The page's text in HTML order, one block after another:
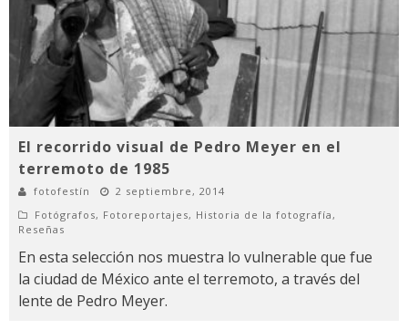
El recorrido visual de Pedro Meyer en el
terremoto de 1985
fotofestín
2 septiembre, 2014
Fotógrafos, Fotoreportajes, Historia de la fotografía ,
Reseñas
En esta selección nos muestra lo vulnerable que fue
la ciudad de México ante el terremoto, a través del
lente de Pedro Meyer.